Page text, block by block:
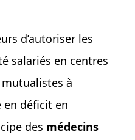
d’autoriser les
salariés en centres
à
en déficit en
des médecins